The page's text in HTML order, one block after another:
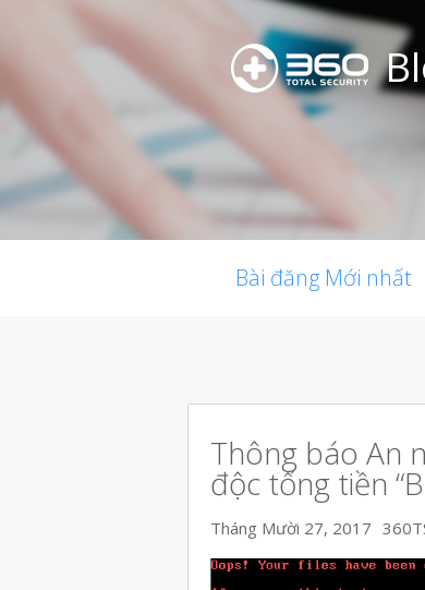
Bài đăng Mới nhất
Thông báo An
độc tống tiền
Tháng Mười 27, 2017